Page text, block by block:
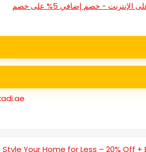
تخفيضات كادي بوتيك على الإنترنت - خصم إضافي 5% على خصم
kadi.ae